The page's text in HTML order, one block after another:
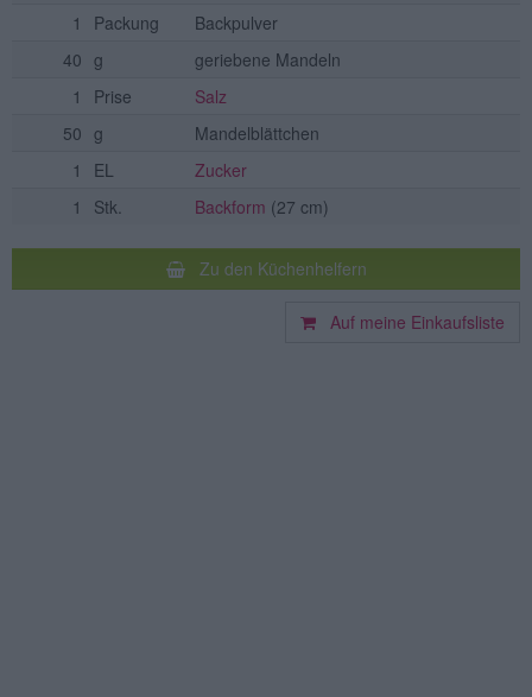
1
Packung
Backpulver
40 g
geriebene Mandeln
1
Prise
Salz
50 g
Mandelblättchen
1
EL
Zucker
1
Stk. Backform (27 cm)
Zu den Küchenhelfern
Auf meine Einkaufsliste